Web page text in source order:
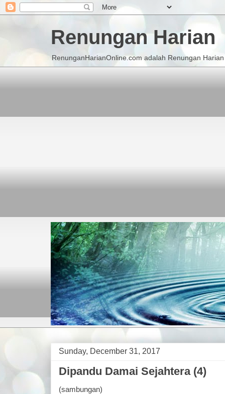
Renungan Harian
RenunganHarianOnline.com adalah Renungan
Sunday, December 31, 2017
Dipandu Damai Sejahtera (4)
(sambungan)